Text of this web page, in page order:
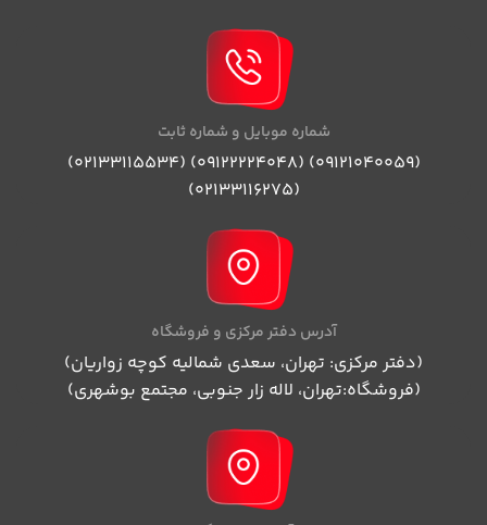
شماره موبایل و شماره ثابت
(09121040059) (09122224048) (02133115534)
(02133116275)
آدرس دفتر مرکزی و فروشگاه
(دفتر مرکزی: تهران، سعدی شمالیه کوچه زواریان)
(فروشگاه:تهران، لاله زار جنوبی، مجتمع بوشهری)